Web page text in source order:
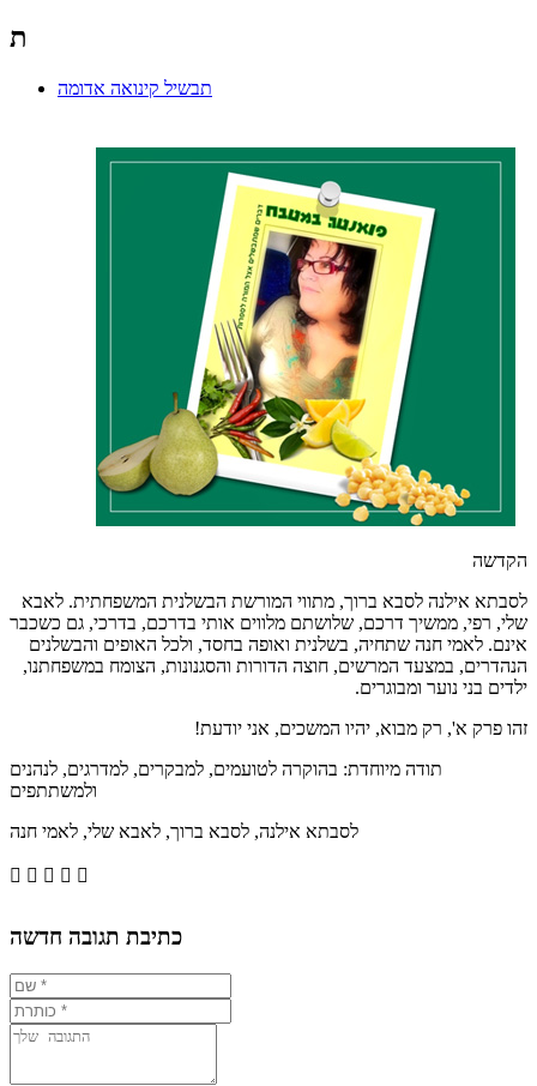
ת
תבשיל קינואה אדומה
הקדשה
לסבתא אילנה לסבא ברוך, מתווי המורשת הבשלנית המשפחתית. לאבא
שלי, רפי, ממשיך דרכם, שלושתם מלווים אותי בדרכם, בדרכי, גם כשכבר
אינם. לאמי חנה שתחיה, בשלנית ואופה בחסד, ולכל האופים והבשלנים
הנהדרים, במצעד המרשים, חוצה הדורות והסגנונות, הצומח במשפחתנו,
ילדים בני נוער ומבוגרים.
זהו פרק א', רק מבוא, יהיו המשכים, אני יודעת!
תודה מיוחדת: בהוקרה לטועמים, למבקרים, למדרגים, לנהנים
ולמשתתפים
לסבתא אילנה, לסבא ברוך, לאבא שלי, לאמי חנה
    
כתיבת תגובה חדשה